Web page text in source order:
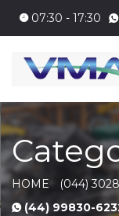
07:30 - 17:30
HOME
(044)
(44) 99830-